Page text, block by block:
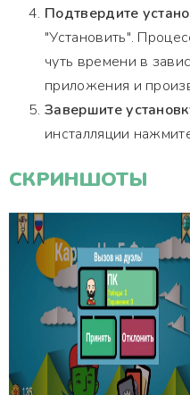
Подтвердите
"Установить".
чуть времени в
приложения и
Завершите
инсталляции
СКРИНШОТЫ